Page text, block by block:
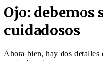
Ojo: debemos
cuidadosos
Ahora bien, hay dos detalles